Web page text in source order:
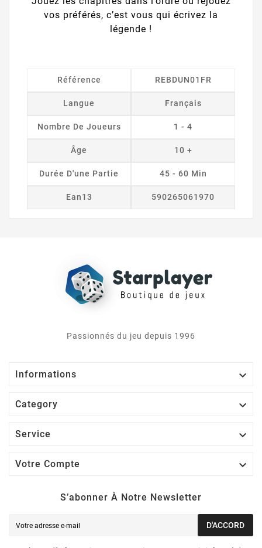
vos préférés, c’est vous qui écrivez la
légende !
Référence REBDUN01FR
Langue Français
Nombre De Joueurs 1 - 4
Âge 10 +
Durée D'une Partie 45 - 60 Min
Ean13 590265061970
Passionnés du jeu depuis 1996
Informations 
Category 
Service 
Votre Compte 
S’abonner À Notre Newsletter
D'ACCORD